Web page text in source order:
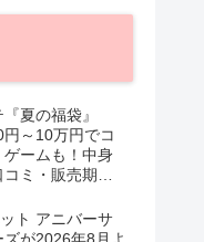
夏の福袋』
～10万円でコ
ゲームも！中身
ミ・販売期
ト アニバーサ